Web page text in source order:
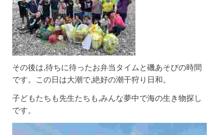
その後は,待ちに待ったお弁当タイムと磯あそびの時間
です。この日は大潮で,絶好の潮干狩り日和。
子どもたちも先生たちも,みんな夢中で海の生き物探し
です。